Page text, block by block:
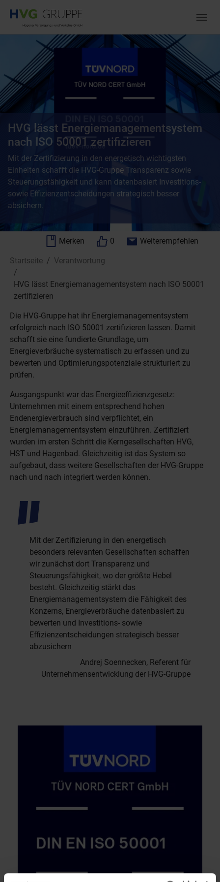
Zum Hauptinhalt springen
Skip to page footer
HVG lässt Energiemanagementsystem
nach ISO 50001 zertifizieren
Mit der Zertifizierung in den energetisch wichtigsten
Einheiten schafft die HVG-Gruppe Transparenz sowie
Steuerungsfähigkeit und kann datenbasiert Investitions-
sowie Effizienzentscheidungen strategisch besser
absichern.
Merken 0
Weiterempfehlen
Sie sind hier:
Startseite Verantwortung
HVG lässt Energiemanagementsystem nach ISO 50001
zertifizieren
Die HVG-Gruppe hat ihr Energiemanagementsystem
erfolgreich nach ISO 50001 zertifizieren lassen. Damit
schafft sie eine fundierte Grundlage, um
Energieverbräuche systematisch zu erfassen und zu
bewerten und Optimierungspotenziale strukturiert zu
prüfen.
Ausgangspunkt war das Energieeffizienzgesetz:
Unternehmen mit einem entsprechend hohen
Endenergieverbrauch sind verpflichtet, ein
Energiemanagementsystem einzuführen. Zertifiziert
wurden im ersten Schritt die Kerngesellschaften HVG,
HST und Hagenbad. Gleichzeitig ist das System so
aufgebaut, dass weitere Gesellschaften der HVG-Gruppe
nach und nach integriert werden können.
Mit der Zertifizierung in den energetisch
besonders relevanten Gesellschaften schaffen
wir zunächst dort Transparenz und
Steuerungsfähigkeit, wo der größte Hebel
besteht. Gleichzeitig stärkt das
Energiemanagementsystem die Fähigkeit des
Konzerns, Energieverbräuche datenbasiert zu
bewerten und Investitions- sowie
Effizienzentscheidungen strategisch besser
abzusichern
Andrej Soennecken, Referent für
Unternehmensentwicklung der HVG-Gruppe